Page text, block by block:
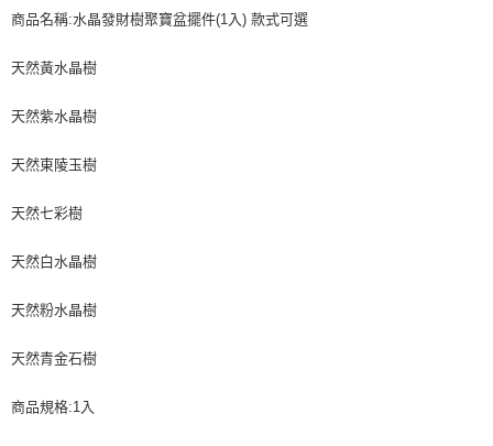
商品名稱:水晶發財樹聚寶盆擺件(1入) 款式可選
天然黃水晶樹
天然紫水晶樹
天然東陵玉樹
天然七彩樹
天然白水晶樹
天然粉水晶樹
天然青金石樹
商品規格:1入